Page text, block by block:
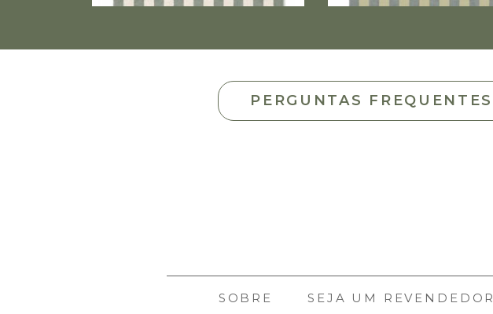
PERGUNTAS FREQUENTES
SOBRE SEJA UM REVENDEDOR